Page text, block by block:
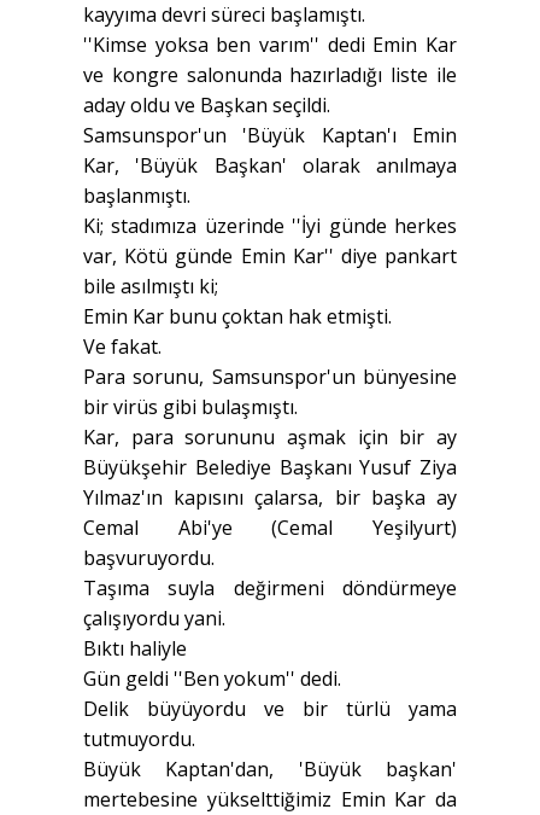
kayyıma devri süreci başlamıştı.
''Kimse yoksa ben varım'' dedi Emin Kar
ve kongre salonunda hazırladığı liste ile
aday oldu ve Başkan seçildi.
Samsunspor'un 'Büyük Kaptan'ı Emin
Kar, 'Büyük Başkan' olarak anılmaya
başlanmıştı.
Ki; stadımıza üzerinde ''İyi günde herkes
var, Kötü günde Emin Kar'' diye pankart
bile asılmıştı ki;
Emin Kar bunu çoktan hak etmişti.
Ve fakat.
Para sorunu, Samsunspor'un bünyesine
bir virüs gibi bulaşmıştı.
Kar, para sorununu aşmak için bir ay
Büyükşehir Belediye Başkanı Yusuf Ziya
Yılmaz'ın kapısını çalarsa, bir başka ay
Cemal Abi'ye (Cemal Yeşilyurt)
başvuruyordu.
Taşıma suyla değirmeni döndürmeye
çalışıyordu yani.
Bıktı haliyle
Gün geldi ''Ben yokum'' dedi.
Delik büyüyordu ve bir türlü yama
tutmuyordu.
Büyük Kaptan'dan, 'Büyük başkan'
mertebesine yükselttiğimiz Emin Kar da